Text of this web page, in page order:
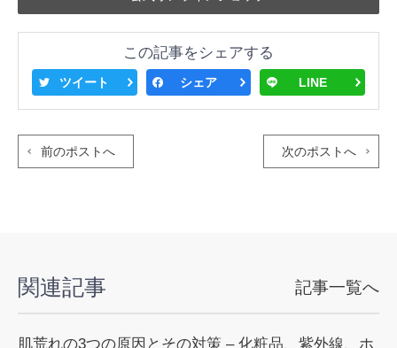
この記事をシェアする
ツイート シェア LINE
前のポストへ 次のポストへ
関連記事 記事一覧へ
肌荒れの3つの原因とその対策 – 化粧品、紫外線、ホ